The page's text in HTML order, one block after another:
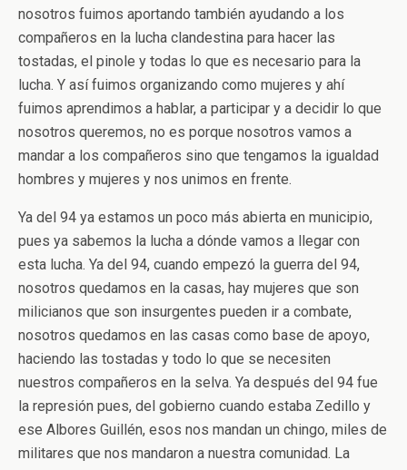
nosotros fuimos aportando también ayudando a los
compañeros en la lucha clandestina para hacer las
tostadas, el pinole y todas lo que es necesario para la
lucha. Y así fuimos organizando como mujeres y ahí
fuimos aprendimos a hablar, a participar y a decidir lo que
nosotros queremos, no es porque nosotros vamos a
mandar a los compañeros sino que tengamos la igualdad
hombres y mujeres y nos unimos en frente.
Ya del 94 ya estamos un poco más abierta en municipio,
pues ya sabemos la lucha a dónde vamos a llegar con
esta lucha. Ya del 94, cuando empezó la guerra del 94,
nosotros quedamos en la casas, hay mujeres que son
milicianos que son insurgentes pueden ir a combate,
nosotros quedamos en las casas como base de apoyo,
haciendo las tostadas y todo lo que se necesiten
nuestros compañeros en la selva. Ya después del 94 fue
la represión pues, del gobierno cuando estaba Zedillo y
ese Albores Guillén, esos nos mandan un chingo, miles de
militares que nos mandaron a nuestra comunidad. La